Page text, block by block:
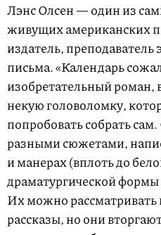
Лэнс Олсен — один из
живущих американских
издатель,
письма. «Календарь
изобретательный
некую головоломку,
попробовать собрать сам.
разными сюжетами,
и манерах (вплоть до
драматургической
Их можно рассматривать
рассказы, но они